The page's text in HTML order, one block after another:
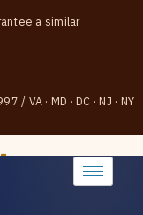
a similar
/ VA · MD · DC · NJ · NY